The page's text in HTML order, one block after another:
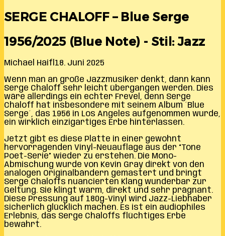
SERGE CHALOFF – Blue Serge
1956/2025 (Blue Note) - Stil: Jazz
Michael Haifl 18. Juni 2025
Wenn man an große Jazzmusiker denkt, dann kann
Serge Chaloff sehr leicht übergangen werden. Dies
wäre allerdings ein echter Frevel, denn Serge
Chaloff hat insbesondere mit seinem Album ´Blue
Serge´, das 1956 in Los Angeles aufgenommen wurde,
ein wirklich einzigartiges Erbe hinterlassen.
Jetzt gibt es diese Platte in einer gewohnt
hervorragenden Vinyl-Neuauflage aus der “Tone
Poet-Serie” wieder zu erstehen. Die Mono-
Abmischung wurde von Kevin Gray direkt von den
analogen Originalbändern gemastert und bringt
Serge Chaloffs nuancierten Klang wunderbar zur
Geltung. Sie klingt warm, direkt und sehr prägnant.
Diese Pressung auf 180g-Vinyl wird Jazz-Liebhaber
sicherlich glücklich machen. Es ist ein audiophiles
Erlebnis, das Serge Chaloffs flüchtiges Erbe
bewahrt.